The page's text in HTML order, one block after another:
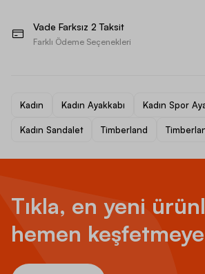
Vade Farksız 2 Taksit
Farklı Ödeme Seçenekleri
Kadın Kadın Ayakkabı Kadın Spor
Kadın Sandalet Timberland
Tıkla, en yeni
hemen